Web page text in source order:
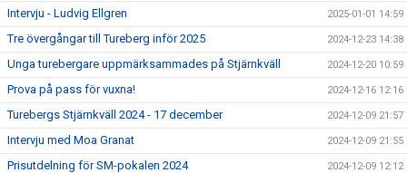
Intervju - Ludvig Ellgren 2025-01-01 14:59
Tre övergångar till Tureberg inför 2025 2024-12-23 14:38
Unga turebergare uppmärksammades på Stjärnkväll 2024-12-20 10:59
Prova på pass för vuxna! 2024-12-16 12:16
Turebergs Stjärnkväll 2024 - 17 december 2024-12-09 21:57
Intervju med Moa Granat 2024-12-09 21:55
Prisutdelning för SM-pokalen 2024 2024-12-09 12:12